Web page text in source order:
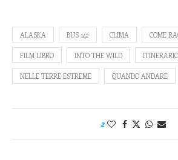
ALASKA BUS 142 CLIMA COME
FILM LIBRO INTO THE WILD ITINERARIO
NELLE TERRE ESTREME QUANDO ANDARE
2